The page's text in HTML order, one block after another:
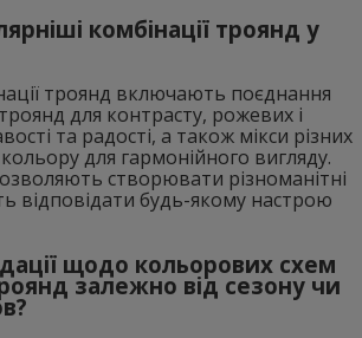
комбінації троянд у
троянд включають поєднання
для контрасту, рожевих і
та радості, а також мікси різних
кольору для гармонійного вигляду.
створювати різноманітні
відповідати будь-якому настрою
щодо кольорових схем
залежно від сезону чи